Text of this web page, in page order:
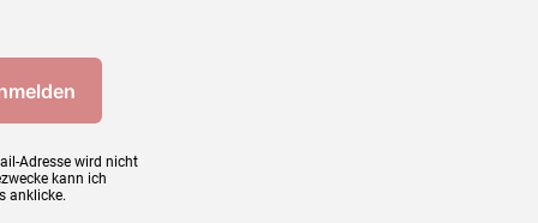
Adresse wird nicht
kann ich
anklicke.